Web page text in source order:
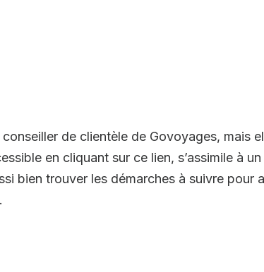
de clientèle de Govoyages, mais
en cliquant sur ce lien, s’assimile à
bien trouver les démarches à suivre pour